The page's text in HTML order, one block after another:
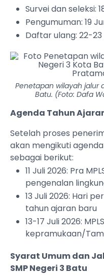
Survei dan seleksi:
Pengumuman: 19
Daftar ulang: 22-23
Penetapan wilayah jalur
Batu. (Foto: Dafa
Agenda Tahun
Setelah proses
akan mengikuti
sebagai berikut:
11 Juli 2026: Pra
pengenalan
13 Juli 2026: Hari
tahun ajaran baru
13-17 Juli 2026:
kepramukaan/
Syarat Umum dan
SMP Negeri 3 Batu